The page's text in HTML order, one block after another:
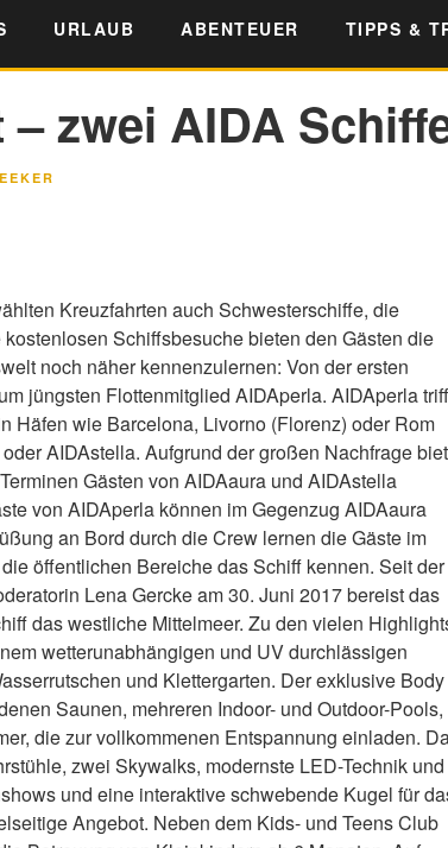
URLAUB ABENTEUER TIPPS &
zwei AIDA
Kreuzfahrten auch Schwesterschiffe, die
Schiffsbesuche bieten den Gästen die
noch näher kennenzulernen: Von der ersten
jüngsten Flottenmitglied AIDAperla. AIDAperla
Häfen wie Barcelona, Livorno (Florenz) oder Rom
AIDAstella. Aufgrund der großen Nachfrage
Gästen von AIDAaura und AIDAstella
von AIDAperla können im Gegenzug AIDAaura
an Bord durch die Crew lernen die Gäste im
öffentlichen Bereiche das Schiff kennen. Seit der
Lena Gercke am 30. Juni 2017 bereist das
das westliche Mittelmeer. Zu den vielen
wetterunabhängigen und UV durchlässigen
und Klettergarten. Der exklusive Body
Saunen, mehreren Indoor- und Outdoor-Pools,
die zur vollkommenen Entspannung einladen.
zwei Skywalks, modernste LED-Technik und
und eine interaktive schwebende Kugel für
Angebot. Neben dem Kids- und Teens Club